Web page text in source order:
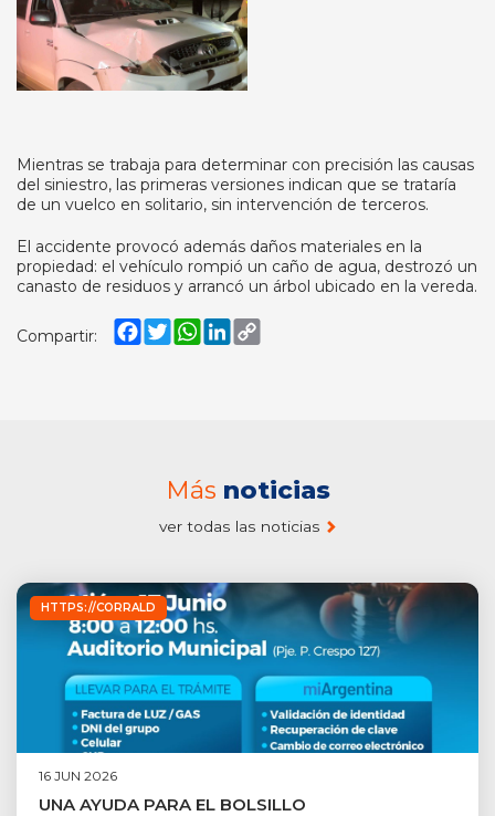
Mientras se trabaja para determinar con precisión las causas
del siniestro, las primeras versiones indican que se trataría
de un vuelco en solitario, sin intervención de terceros.
El accidente provocó además daños materiales en la
propiedad: el vehículo rompió un caño de agua, destrozó un
canasto de residuos y arrancó un árbol ubicado en la vereda.
Compartir:
Facebook
TwitterWhatsApp
LinkedInCopy
Más noticias
ver todas las noticias
HTTPS://CORRALD
16 JUN 2026
UNA AYUDA PARA EL BOLSILLO